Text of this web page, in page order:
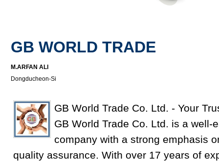
GB WORLD TRADE
M.ARFAN ALI
Dongducheon-Si
GB World Trade Co. Ltd. - Your
GB World Trade Co. Ltd. is a well-
company with a strong emphasis
quality assurance. With over 17 years of